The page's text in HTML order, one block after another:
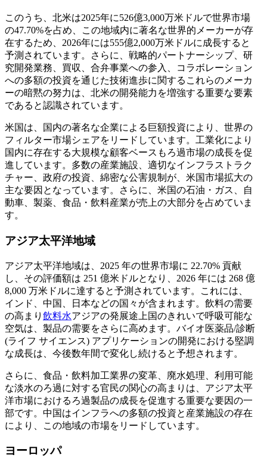
このうち、北米は2025年に526億3,000万米ドルで世界市場
の47.70%を占め、この地域内に著名な世界的メーカーが存
在するため、2026年には555億2,000万米ドルに成長すると
予測されています。さらに、戦略的パートナーシップ、研
究開発業務、買収、合弁事業への参入、コラボレーション
への多額の投資を通じた技術進歩に関するこれらのメーカ
ーの暗黙の努力は、北米の開発能力を増強する重要な要素
であると認識されています。
米国は、国内の著名な企業による巨額投資により、世界の
フィルター市場シェアをリードしています。工業化により
国内に存在する大規模な顧客ベースもろ過市場の成長を促
進しています。多数の産業施設、適切なインフラストラク
チャー、政府の投資、綿密な公害規制が、米国市場拡大の
主な要因となっています。さらに、米国の石油・ガス、自
動車、製薬、食品・飲料産業が売上の大部分を占めていま
す。
アジア太平洋地域
アジア太平洋地域は、2025 年の世界市場に 22.70% 貢献
し、その評価額は 251 億米ドルとなり、2026 年には 268 億
8,000 万米ドルに達すると予測されています。これには、
インド、中国、日本などの国々が含まれます。飲料の需要
の高まり 飲料水アジアの発展途上国のきれいで呼吸可能な
空気は、製品の需要をさらに高めます。バイオ医薬品/診断
(ライフ サイエンス) アプリケーションの開発における堅調
な成長は、今後数年間で変化し続けると予想されます。
さらに、食品・飲料加工業界の変革、廃水処理、利用可能
な淡水のろ過に対する官民の関心の高まりは、アジア太平
洋市場におけるろ過製品の成長を促進する重要な要因の一
部です。中国はインフラへの多額の投資と産業施設の存在
により、この地域の市場をリードしています。
ヨーロッパ